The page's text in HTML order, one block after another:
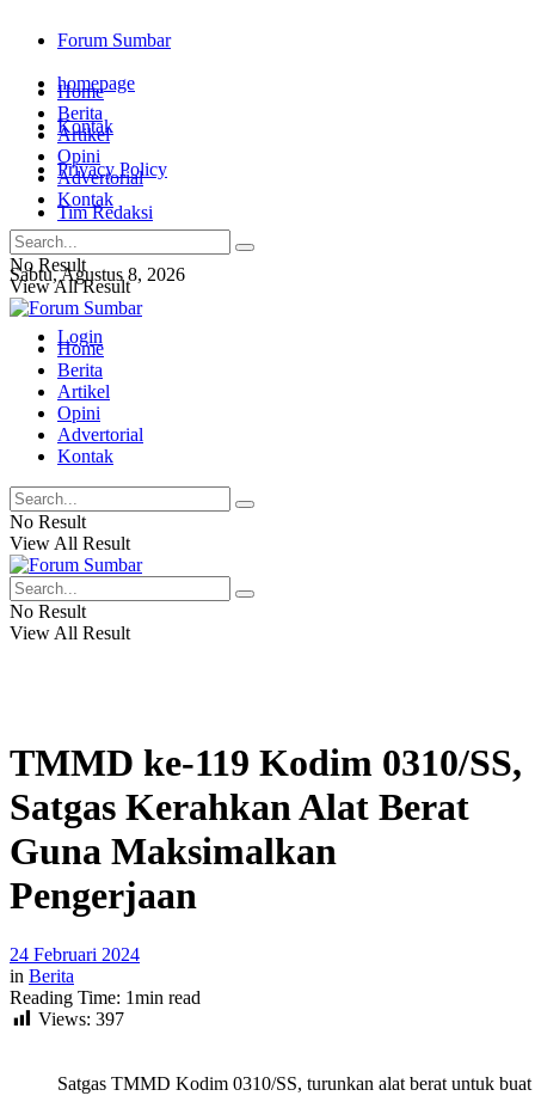
Forum Sumbar
homepage
Kontak
Privacy Policy
Tim Redaksi
Sabtu, Agustus 8, 2026
Login
Home
Berita
Artikel
Opini
Advertorial
Kontak
No Result
View All Result
Home
Berita
Artikel
Opini
Advertorial
Kontak
No Result
View All Result
No Result
View All Result
TMMD ke-119 Kodim 0310/SS,
Satgas Kerahkan Alat Berat
Guna Maksimalkan
Pengerjaan
24 Februari 2024
in Berita
Reading Time: 1min read
Views: 397
Satgas TMMD Kodim 0310/SS, turunkan alat berat untuk